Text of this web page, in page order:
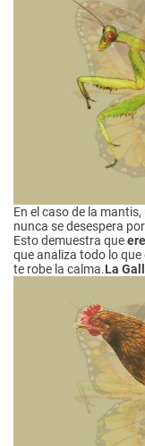
En el caso de la
nunca se desespera
Esto demuestra que
que analiza todo lo
te robe la calma.La